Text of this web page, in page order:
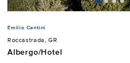
Emilio Cantini
Roccastrada, GR
Albergo/Hotel